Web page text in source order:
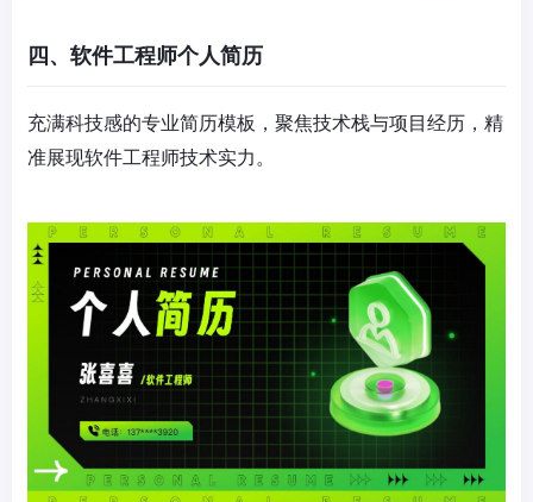
四、软件工程师个人简历
充满科技感的专业简历模板，聚焦技术栈与项目经历，精
准展现软件工程师技术实力。